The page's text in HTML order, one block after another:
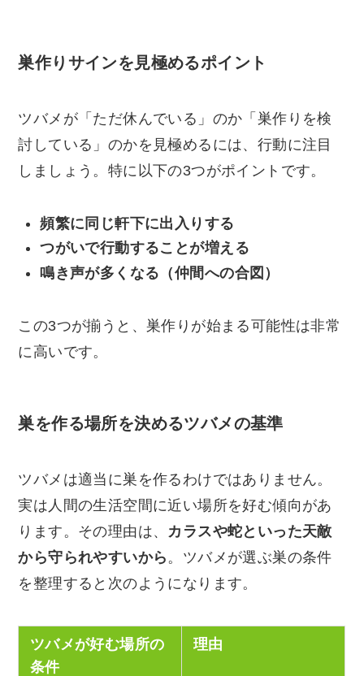
巣作りサインを見極めるポイント
ツバメが「ただ休んでいる」のか「巣作りを検
討している」のかを見極めるには、行動に注目
しましょう。特に以下の3つがポイントです。
頻繁に同じ軒下に出入りする
つがいで行動することが増える
鳴き声が多くなる（仲間への合図）
この3つが揃うと、巣作りが始まる可能性は非常
に高いです。
巣を作る場所を決めるツバメの基準
ツバメは適当に巣を作るわけではありません。
実は人間の生活空間に近い場所を好む傾向があ
ります。その理由は、 カラスや蛇といった天敵
から守られやすいから。ツバメが選ぶ巣の条件
を整理すると次のようになります。
ツバメが好む場所の
条件
理由